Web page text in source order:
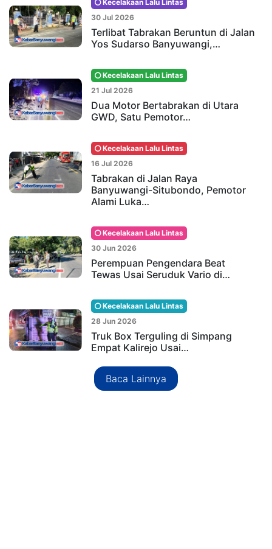
Kecelakaan Lalu Lintas
30 Jul 2026
Terlibat Tabrakan Beruntun di Jalan
Yos Sudarso Banyuwangi,…
Kecelakaan Lalu Lintas
21 Jul 2026
Dua Motor Bertabrakan di Utara
GWD, Satu Pemotor…
Kecelakaan Lalu Lintas
16 Jul 2026
Tabrakan di Jalan Raya
Banyuwangi-Situbondo, Pemotor
Alami Luka…
Kecelakaan Lalu Lintas
30 Jun 2026
Perempuan Pengendara Beat
Tewas Usai Seruduk Vario di…
Kecelakaan Lalu Lintas
28 Jun 2026
Truk Box Terguling di Simpang
Empat Kalirejo Usai…
Baca Lainnya